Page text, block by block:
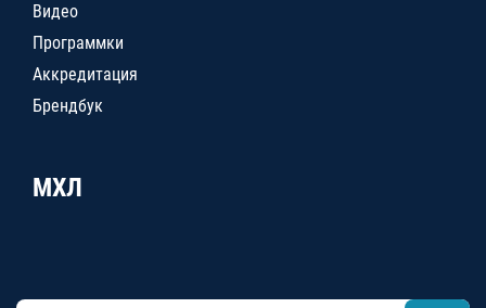
Видео
Программки
Аккредитация
Брендбук
МХЛ